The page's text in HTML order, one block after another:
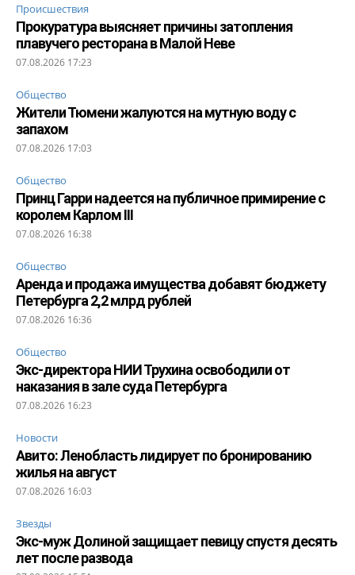
Происшествия
Прокуратура выясняет причины затопления
плавучего ресторана в Малой Неве
07.08.2026 17:23
Общество
Жители Тюмени жалуются на мутную воду с
запахом
07.08.2026 17:03
Общество
Принц Гарри надеется на публичное примирение с
королем Карлом III
07.08.2026 16:38
Общество
Аренда и продажа имущества добавят бюджету
Петербурга 2,2 млрд рублей
07.08.2026 16:36
Общество
Экс-директора НИИ Трухина освободили от
наказания в зале суда Петербурга
07.08.2026 16:23
Новости
Авито: Ленобласть лидирует по бронированию
жилья на август
07.08.2026 16:03
Звезды
Экс-муж Долиной защищает певицу спустя десять
лет после развода